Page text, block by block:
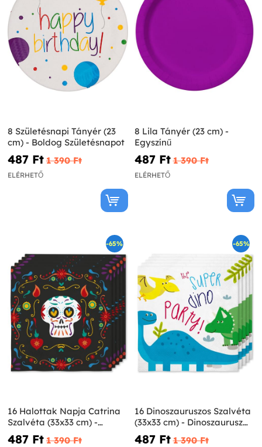
8 Születésnapi Tányér (23
cm) - Boldog Születésnapot
487 Ft‎ 1 390 Ft‎
ELÉRHETŐ
8 Lila Tányér (23 cm) -
Egyszínű
487 Ft‎ 1 390 Ft‎
ELÉRHETŐ
-65%
16 Halottak Napja Catrina
Szalvéta (33x33 cm) -
Mexikói Halottak Napja
487 Ft‎ 1 390 Ft‎
-65%
16 Dinoszauruszos Szalvéta
(33x33 cm) - Dinoszaurusz
Buli
487 Ft‎ 1 390 Ft‎